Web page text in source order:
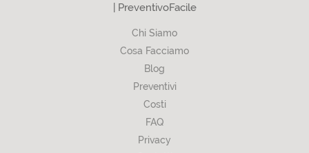
| PreventivoFacile
Chi Siamo
Cosa Facciamo
Blog
Preventivi
Costi
FAQ
Privacy